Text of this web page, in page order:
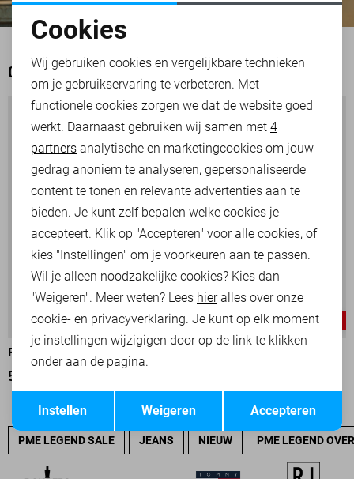
OOK HET BEKIJKEN WAARD
-25%
PME LEGEND POLO
52,50
PME LEGEND SALE JEANS NIEUW PME LEGEND
Noodzakelijke cookies
Personalisatie cookies
Analytische cookies
Marketing cookies
Opslaan
Cookies
Wij gebruiken cookies en vergelijkbare technieken
om je gebruikservaring te verbeteren. Met
functionele cookies zorgen we dat de website goed
werkt. Daarnaast gebruiken wij samen met 4
partners analytische en marketingcookies om jouw
gedrag anoniem te analyseren, gepersonaliseerde
content te tonen en relevante advertenties aan te
bieden. Je kunt zelf bepalen welke cookies je
accepteert. Klik op "Accepteren" voor alle cookies, of
kies "Instellingen" om je voorkeuren aan te passen.
Wil je alleen noodzakelijke cookies? Kies dan
"Weigeren". Meer weten? Lees hieralles over onze
cookie- en privacyverklaring. Je kunt op elk moment
je instellingen wijzigigen door op de link te klikken
onder aan de pagina.
Accepteren
Weigeren
Instellen